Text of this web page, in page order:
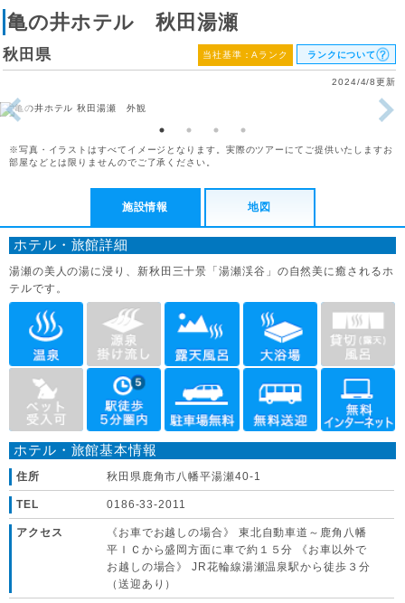
亀の井ホテル 秋田湯瀬
秋田県 当社基準：Aランク ランクについて
2024/4/8更新
※写真・イラストはすべてイメージとなります。実際のツアーにてご提供いたしますお
部屋などとは限りませんのでご了承ください。
施設情報 地図
ホテル・旅館詳細
湯瀬の美人の湯に浸り、新秋田三十景「湯瀬渓谷」の自然美に癒されるホ
テルです。
ホテル・旅館基本情報
住所 秋田県鹿角市八幡平湯瀬40-1
TEL 0186-33-2011
アクセス
《お車でお越しの場合》 東北自動車道～鹿角八幡
平ＩＣから盛岡方面に車で約１５分 《お車以外で
お越しの場合》 JR花輪線湯瀬温泉駅から徒歩３分
（送迎あり）